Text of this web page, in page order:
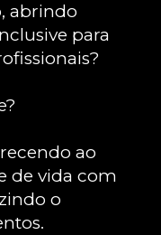
abrindo
para
ao
de vida com
o